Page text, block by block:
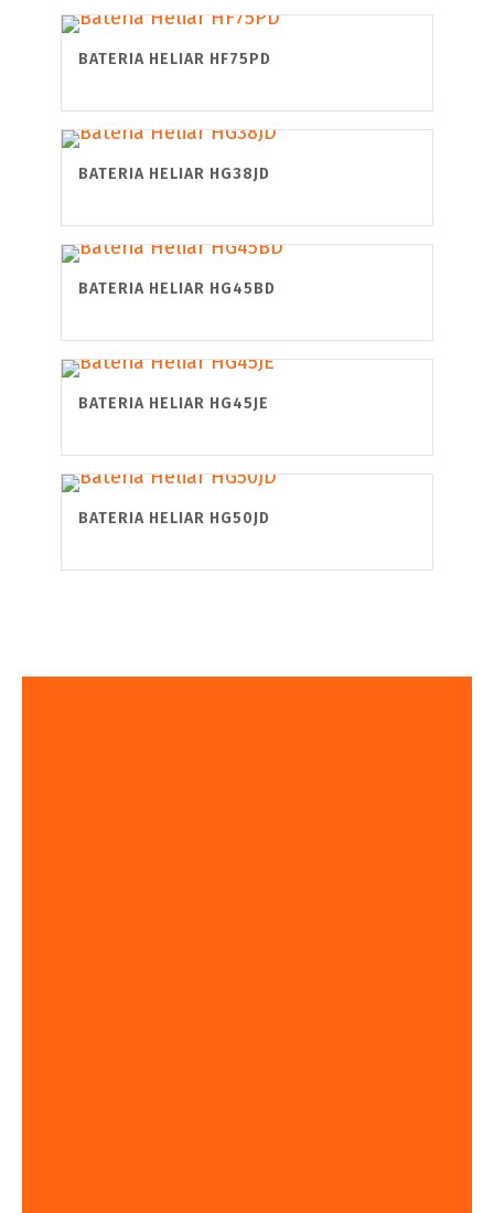
BATERIA HELIAR HF75PD
BATERIA HELIAR HG38JD
BATERIA HELIAR HG45BD
BATERIA HELIAR HG45JE
BATERIA HELIAR HG50JD